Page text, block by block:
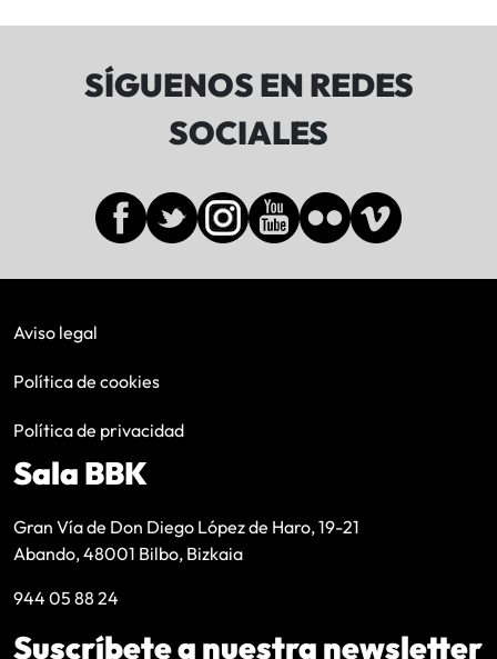
SÍGUENOS EN REDES
SOCIALES
Aviso legal
Política de cookies
Política de privacidad
Sala BBK
Gran Vía de Don Diego López de Haro, 19-21
Abando, 48001 Bilbo, Bizkaia
944 05 88 24
Suscríbete a nuestra newsletter